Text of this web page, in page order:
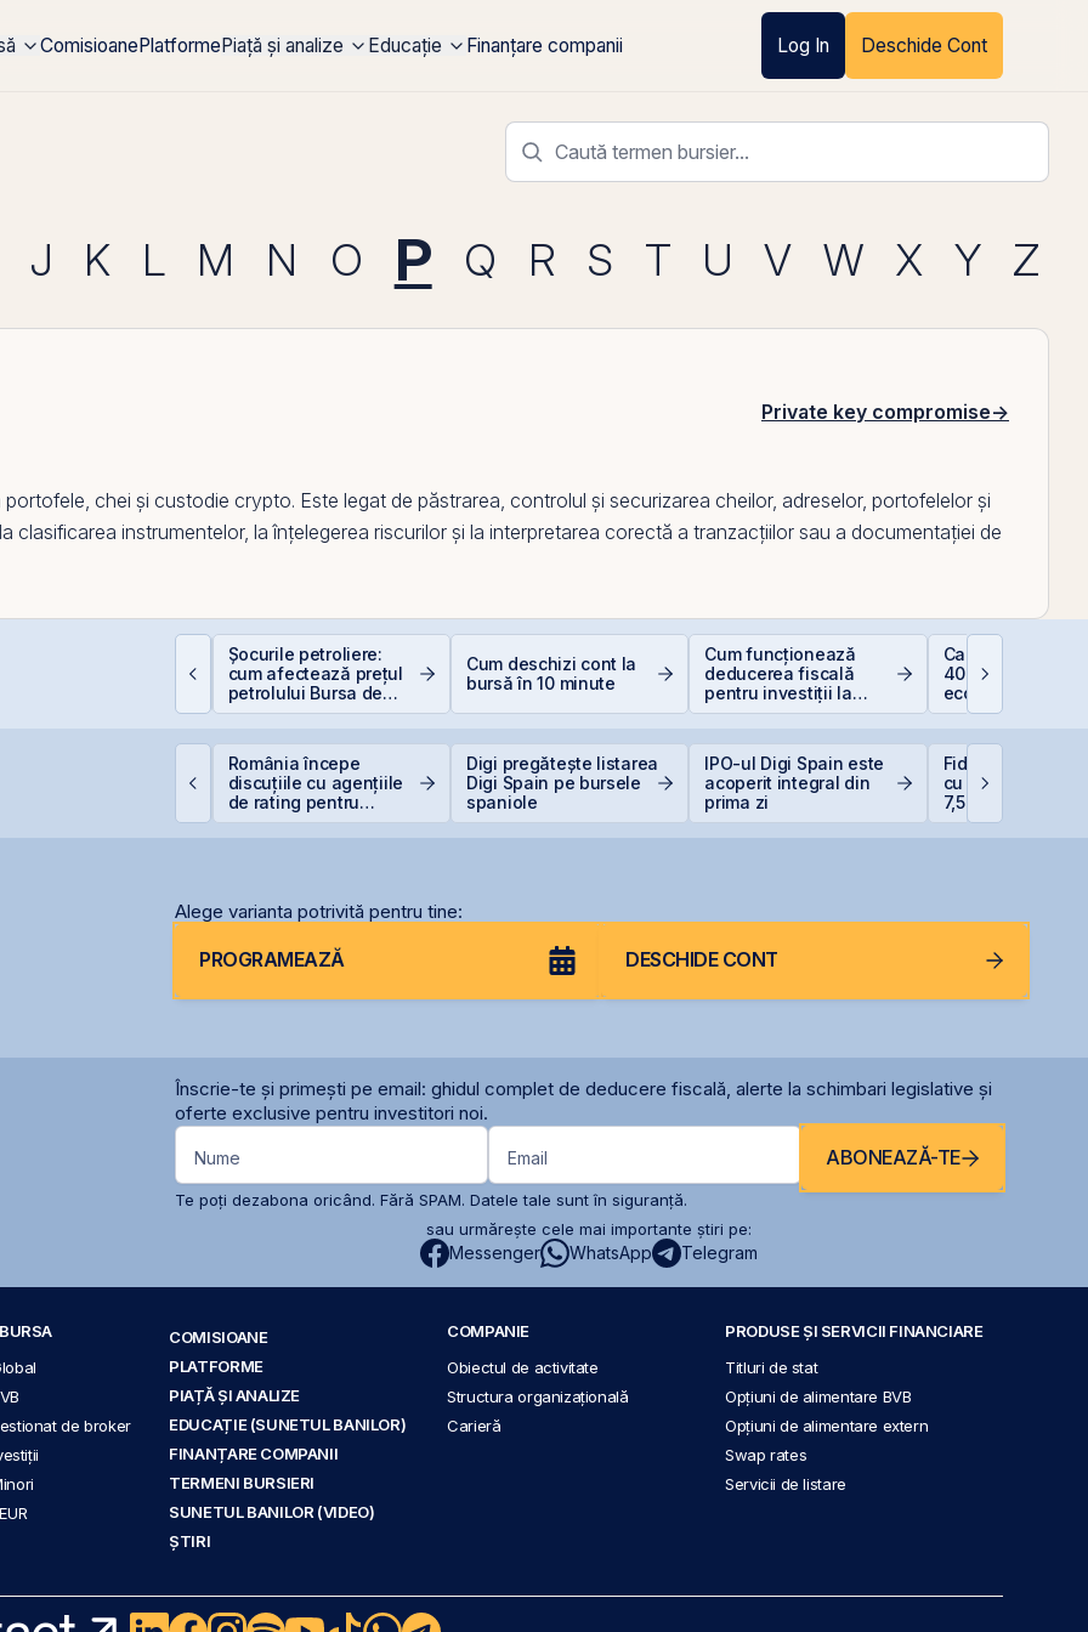
ComisioanePlatformePiață și analize Educație Finanțare companii Log In Deschide Cont
J K L M N O P Q R S T U V W X Y Z
Private key compromise→
chei și custodie crypto. Este legat de păstrarea, controlul și securizarea cheilor, adreselor, portofelelor și
clasificarea instrumentelor, la înțelegerea riscurilor și la interpretarea corectă a tranzacțiilor sau a documentației de
sunt și banii se găsesc
Șocurile petroliere:
cum afectează prețul
petrolului Bursa de
Valori București
Cum deschizi cont la
bursă în 10 minute
Cum funcționează
deducerea fiscală
pentru investiții la
bursă
Calculator
400 EUR — cât
economisești
România începe
discuțiile cu agențiile
de rating pentru
Digi pregătește listarea
Digi Spain pe bursele
spaniole
IPO-ul Digi Spain este
acoperit integral din
prima zi
Fidelis din
cu dobânzi de
7,50% în lei și
euro
Alege varianta potrivită pentru tine:
PROGRAMEAZĂ DESCHIDE CONT
Înscrie-te și primești pe email: ghidul complet de deducere fiscală, alerte la schimbari legislative și
oferte exclusive pentru investitori noi.
Nume Email ABONEAZĂ-TE
Te poți dezabona oricând. Fără SPAM. Datele tale sunt în siguranță.
sau urmărește cele mai importante știri pe:
Messenger WhatsApp Telegram
de broker
COMISIOANE
PLATFORME
PIAȚĂ ȘI ANALIZE
EDUCAȚIE (SUNETUL BANILOR)
FINANȚARE COMPANII
TERMENI BURSIERI
SUNETUL BANILOR (VIDEO)
ȘTIRI
COMPANIE
Obiectul de activitate
Structura organizațională
Carieră
PRODUSE ȘI SERVICII FINANCIARE
Titluri de stat
Opțiuni de alimentare BVB
Opțiuni de alimentare extern
Swap rates
Servicii de listare